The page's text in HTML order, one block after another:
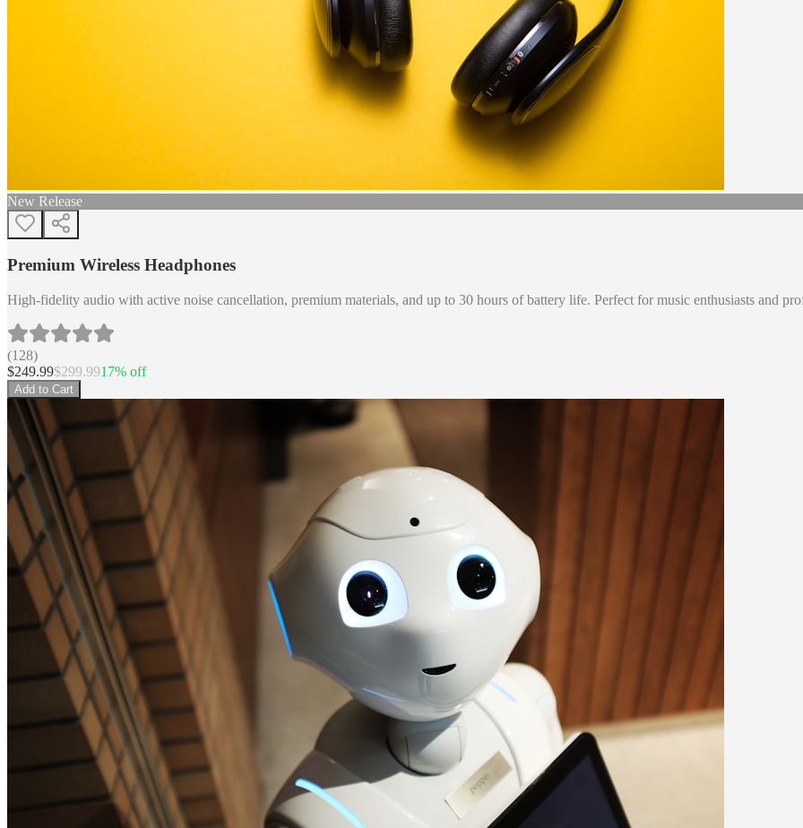
New Release
Premium Wireless Headphones
High-fidelity audio with active noise cancellation, premium materials, and up to 30 hours of battery life. Perfect for music enthusiasts and
(128)
$249.99$299.9917% off
Add to Cart